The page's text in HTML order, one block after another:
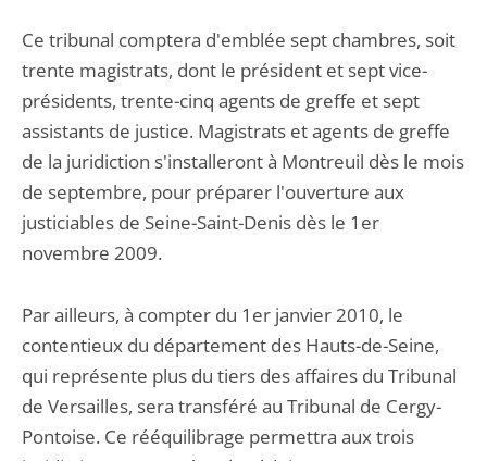
Ce tribunal comptera d'emblée sept chambres, soit
trente magistrats, dont le président et sept vice-
présidents, trente-cinq agents de greffe et sept
assistants de justice. Magistrats et agents de greffe
de la juridiction s'installeront à Montreuil dès le mois
de septembre, pour préparer l'ouverture aux
justiciables de Seine-Saint-Denis dès le 1er
novembre 2009.
Par ailleurs, à compter du 1er janvier 2010, le
contentieux du département des Hauts-de-Seine,
qui représente plus du tiers des affaires du Tribunal
de Versailles, sera transféré au Tribunal de Cergy-
Pontoise. Ce rééquilibrage permettra aux trois